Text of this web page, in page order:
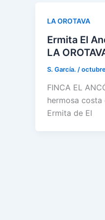
LA OROTAVA
Ermita El
LA
S. García. /
FINCA EL
hermosa costa
Ermita de El